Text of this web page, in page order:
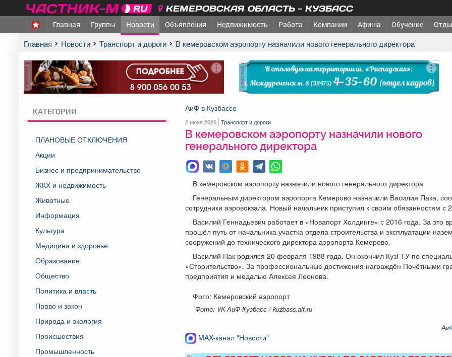
КЕМЕРОВСКАЯ ОБЛАСТЬ - КУЗБАСС
Главная Группы Новости Объявления Недвижимость Работа Компании Афиша Обучение
Главная Новости Транспорт и дороги В кемеровском аэропорту назначили нового генерального директора
реклама реклама
КАТЕГОРИИ
ПЛАНОВЫЕ ОТКЛЮЧЕНИЯ
Акции
Бизнес и предпринимательство
ЖКХ и недвижимость
Животные
Информация
Культура
Медицина и здоровье
Образование
Общество
Политика и власть
Право и закон
Природа и экология
Происшествия
Промышленность
АиФ в Кузбассе
2 июня 2026 Транспорт и дороги
В кемеровском аэропорту назначили нового
генерального директора
В кемеровском аэропорту назначили нового генерального директора
Генеральным директором аэропорта Кемерово назначили Василия Пака,
сотрудники аэровокзала. Новый начальник приступил к своим обязанностям с
Василий Геннадьевич работает в «Новапорт Холдинге» с 2016 года. За это
прошёл путь от начальника участка отдела строительства и эксплуатации
сооружений до технического директора аэропорта Кемерово.
Василий Пак родился 20 февраля 1988 года. Он окончил КузГТУ по
«Строительство». За профессиональные достижения награждён Почётными
предприятия и медалью Алексея Леонова.
Фото: Кемеровский аэропорт
Фото: VK АиФ-Кузбасс / kuzbass.aif.ru
MAX-канал "Новости"